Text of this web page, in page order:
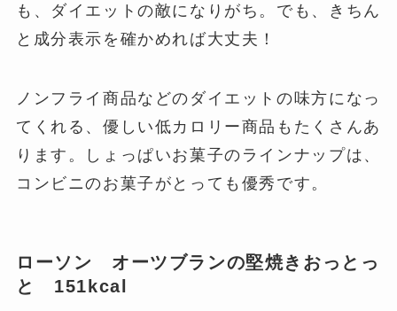
も、ダイエットの敵になりがち。でも、きちん
と成分表示を確かめれば大丈夫！
ノンフライ商品などのダイエットの味方になっ
てくれる、優しい低カロリー商品もたくさんあ
ります。しょっぱいお菓子のラインナップは、
コンビニのお菓子がとっても優秀です。
ローソン オーツブランの堅焼きおっとっ
と 151kcal